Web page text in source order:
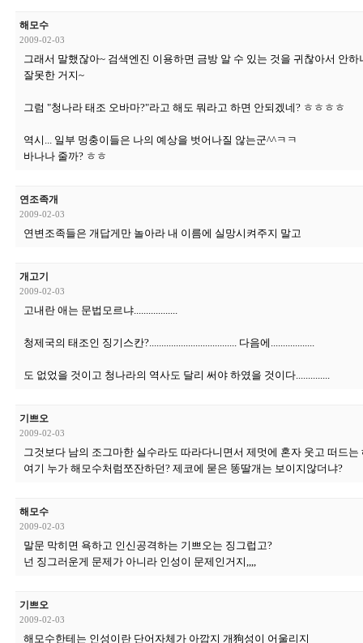
해모수
2009-02-03
그래서 말했잖아~ 검색엔진 이용하면 금방 알 수 있는 것을 귀찮아서 안
잘못한 거지~
그럼 "청나라 태조 오바마?"라고 해도 뭐라고 하면 안되겠네? ㅎㅎㅎㅎ
역시... 일부 멍충이들은 나의 예상을 벗어나질 않는군^^ㅋㅋ
바나나 줄까? ㅎㅎ
연조족개
2009-02-03
연변조족들은 개답게만 놀아라 내 이름에 실망시켜주지 말고
개고기
2009-02-03
고내란 애는 문법모르냐..................
청제국의 태조인 징기스칸?.................................... 다음에..................
도 없었을 것이고 청나라의 역사도 달리 써야 하였을 것이다..............
기쁘오
2009-02-03
그것보다 남의 조그마한 실수라도 따라다니면서 제멋에 혼자 웃고 떠드는
여기 누가 해모수처럼쪼잔하던? 제코에 묻은 똥딸개는 보이지않더냐?
해모수
2009-02-03
말문 막히면 욕하고 인신공격하는 기쁘오는 징그럽고?
넌 징그러운게 문제가 아니라 인성이 문제인거지,,,,
기쁘오
2009-02-03
해모수한테는 인성이란 단어자체가 아깝지 개狗성이 어울리지